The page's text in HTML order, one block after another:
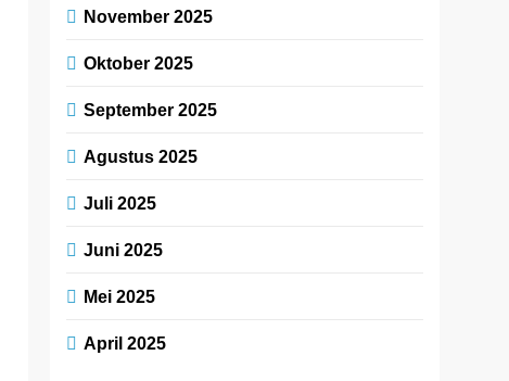
November 2025
Oktober 2025
September 2025
Agustus 2025
Juli 2025
Juni 2025
Mei 2025
April 2025